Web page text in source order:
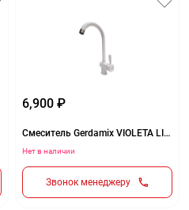
6,900 ₽
Смеситель Gerdamix VIOLETA LITE SERIES (GE03) белый (GE-03)
Нет в наличии
Звонок менеджеру